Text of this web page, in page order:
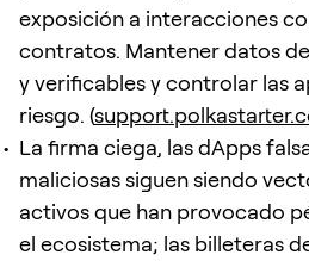
exposición a interacciones
contratos. Mantener datos
y verificables y controlar las
riesgo. (
La firma ciega, las dApps
maliciosas siguen siendo
activos que han provocado
el ecosistema; las billeteras